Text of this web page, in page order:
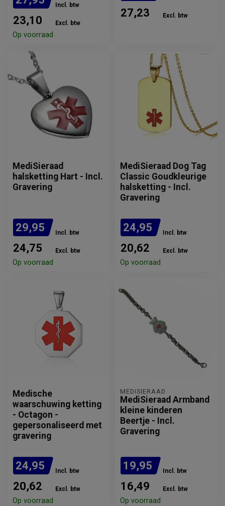
Incl. btw
23,10 Excl. btw
Op voorraad
27,23 Excl. btw
MediSieraad
halsketting Hart - Incl.
Gravering
29,95 Incl. btw
24,75 Excl. btw
Op voorraad
MediSieraad Dog Tag
Classic Goudkleurige
halsketting - Incl.
Gravering
24,95 Incl. btw
20,62 Excl. btw
Op voorraad
Medische
waarschuwing ketting
- Octagon -
gepersonaliseerd met
gravering
24,95 Incl. btw
20,62 Excl. btw
Op voorraad
MEDISIERAAD
MediSieraad Armband
kleine kinderen
Beertje - Incl.
Gravering
19,95 Incl. btw
16,49 Excl. btw
Op voorraad